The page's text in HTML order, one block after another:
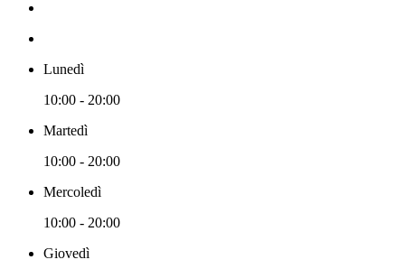
Lunedì
10:00 - 20:00
Martedì
10:00 - 20:00
Mercoledì
10:00 - 20:00
Giovedì